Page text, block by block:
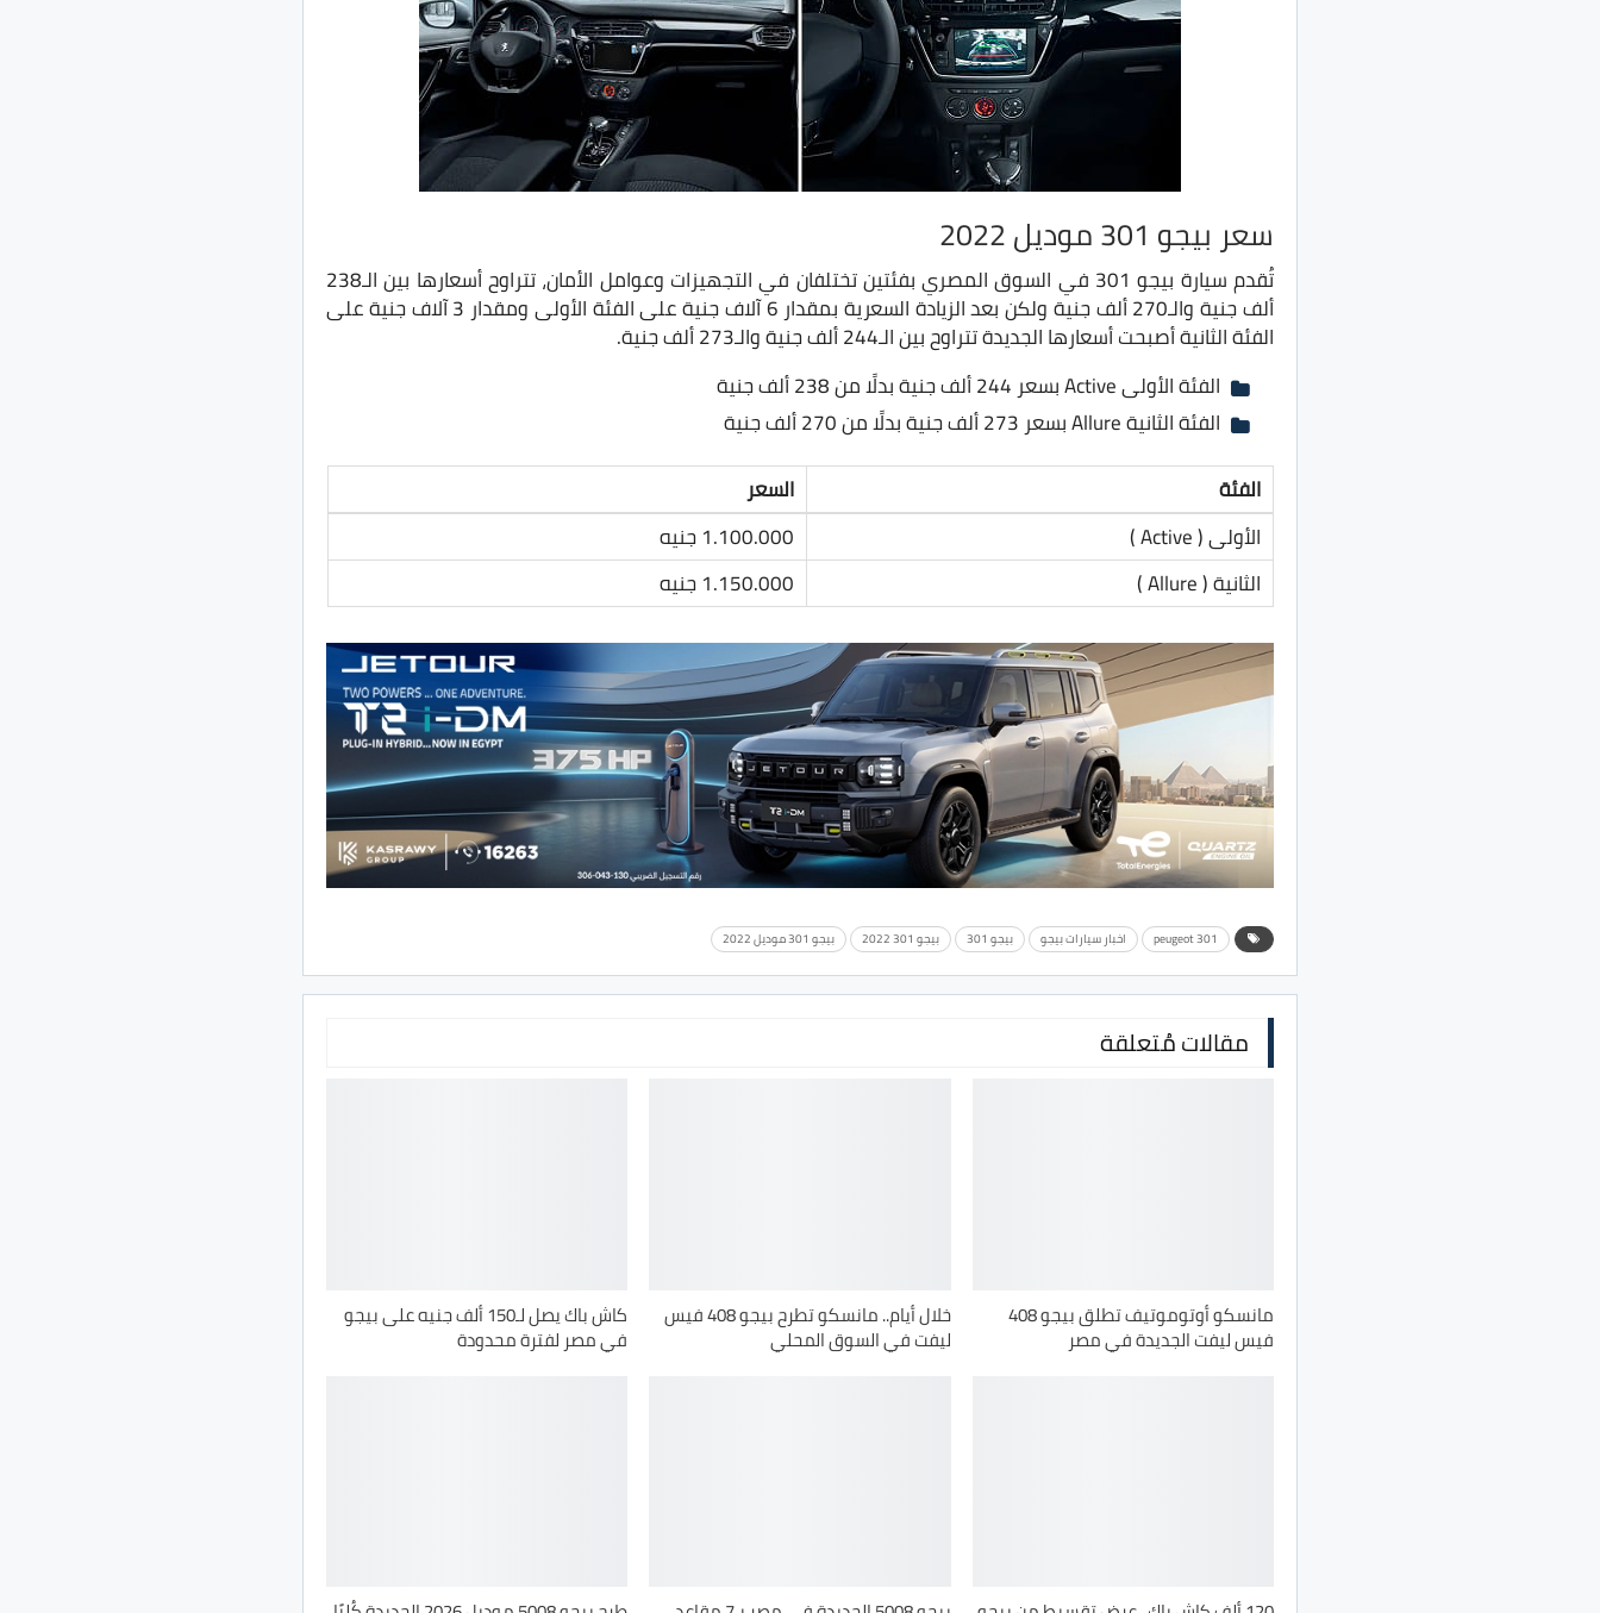
سعر بيجو 301 موديل 2022
تُقدم سيارة بيجو 301 في السوق المصري بفئتين تختلفان في التجهيزات وعوامل الأمان، تتراوح أسعارها بين الـ238
ألف جنية والـ270 ألف جنية ولكن بعد الزيادة السعرية بمقدار 6 آلاف جنية على الفئة الأولى ومقدار 3 آلاف جنية على
الفئة الثانية أصبحت أسعارها الجديدة تتراوح بين الـ244 ألف جنية والـ273 ألف جنية.
الفئة الأولى Active بسعر 244 ألف جنية بدلًا من 238 ألف جنية
الفئة الثانية Allure بسعر 273 ألف جنية بدلًا من 270 ألف جنية
الفئة
السعر
الأولى ( Active )
1.100.000 جنيه
الثانية ( Allure )
1.150.000 جنيه
peugeot 301 اخبار سيارات بيجو بيجو 301 بيجو 301 2022 بيجو 301 موديل 2022
مقالات مُتعلقة
مانسكو أوتوموتيف تطلق بيجو 408
فيس ليفت الجديدة في مصر
خلال أيام.. مانسكو تطرح بيجو 408 فيس
ليفت في السوق المحلي
كاش باك يصل لـ150 ألف جنيه على بيجو
في مصر لفترة محدودة